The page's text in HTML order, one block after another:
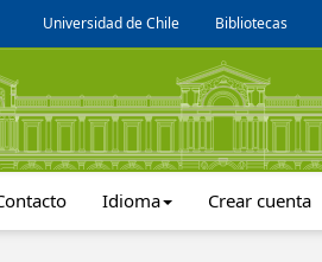
Universidad de Chile Bibliotecas
Idioma Crear cuenta